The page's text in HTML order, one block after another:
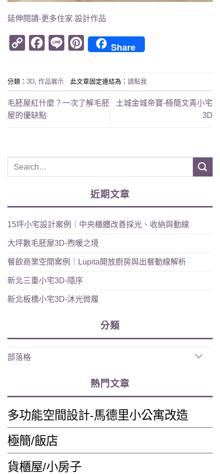
延伸閱讀-更多住家 設計作品
CopyFacebook
LinePinterest
Share
分類： 3D 作品展示 此文章固定連結為： 請點我
毛胚屋紅什麼？一次了解毛胚
屋的優缺點
土城金城帝寶-極簡文青小宅
3D
近期文章
15坪小宅設計案例｜中央櫃體改善採光、收納與動線
大坪數毛胚屋3D-煦暖之境
餐飲商業空間案例｜Lupita開放廚房與出餐動線解析
新北三重小宅3D-隱序
新北板橋小宅3D-沐光微履
分類
部落格
熱門文章
多功能空間設計-馬德里小公寓改造
極簡/飯店
貨櫃屋/小房子